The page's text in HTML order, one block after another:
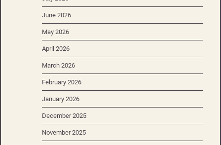
June 2026
May 2026
April 2026
March 2026
February 2026
January 2026
December 2025
November 2025